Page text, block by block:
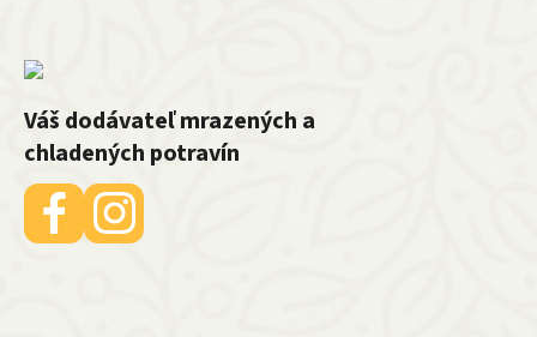
Váš dodávateľ mrazených a
chladených potravín